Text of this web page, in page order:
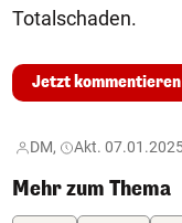
Totalschaden.
Jetzt kommentieren
DM, Akt.
Mehr zum Thema